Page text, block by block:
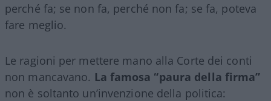
perché fa; se non fa, perché non fa; se fa, poteva
fare meglio.
Le ragioni per mettere mano alla Corte dei conti
non mancavano. La famosa “paura della firma”
non è soltanto un’invenzione della politica: